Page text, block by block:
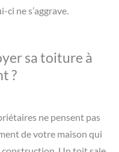
ci ne s’aggrave.
sa toiture à
?
ne pensent pas
de votre maison qui